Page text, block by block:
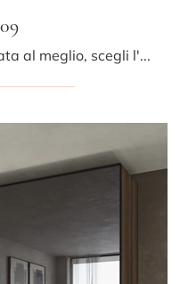
Se vuoi una zona notte arredata al meglio, scegli l'armadio Duo N109 con ante scorrevoli di Colombini Casa!